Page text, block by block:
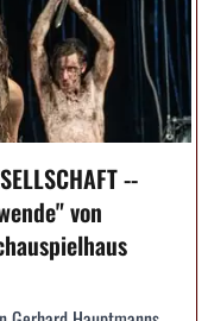
--
von